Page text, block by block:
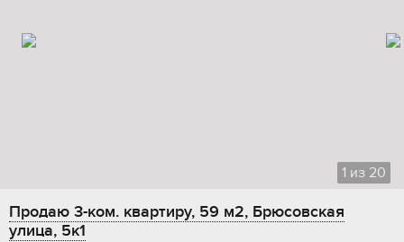
1 из 20
Продаю 3-ком. квартиру, 59 м2, Брюсовская
улица, 5к1